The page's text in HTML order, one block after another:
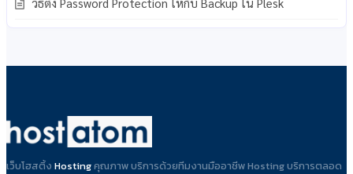
เว็บโฮสติ้ง Hostingคุณภาพ บริการด้วยทีมงานมืออาชีพ Hosting บริการตลอด